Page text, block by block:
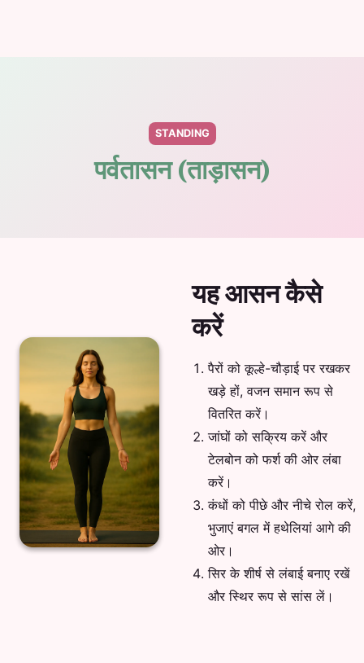
STANDING
पर्वतासन (ताड़ासन)
यह आसन कैसे
करें
पैरों को कूल्हे-चौड़ाई पर रखकर
खड़े हों, वजन समान रूप से
वितरित करें।
जांघों को सक्रिय करें और
टेलबोन को फर्श की ओर लंबा
करें।
कंधों को पीछे और नीचे रोल करें,
भुजाएं बगल में हथेलियां आगे की
ओर।
सिर के शीर्ष से लंबाई बनाए रखें
और स्थिर रूप से सांस लें।